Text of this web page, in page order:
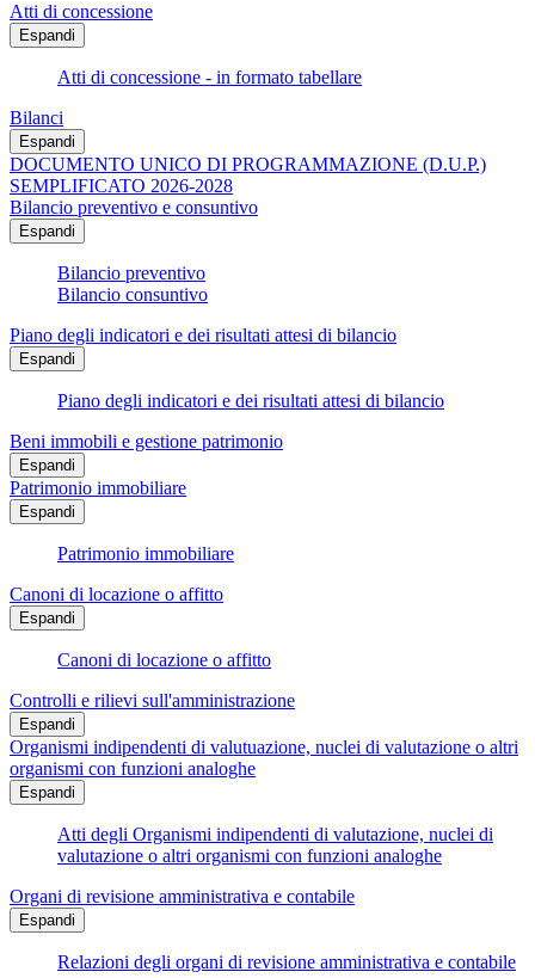
Atti di concessione
Espandi
Atti di concessione - in formato tabellare
Bilanci
Espandi
DOCUMENTO UNICO DI PROGRAMMAZIONE (D.U.P.)
SEMPLIFICATO 2026-2028
Bilancio preventivo e consuntivo
Espandi
Bilancio preventivo
Bilancio consuntivo
Piano degli indicatori e dei risultati attesi di bilancio
Espandi
Piano degli indicatori e dei risultati attesi di bilancio
Beni immobili e gestione patrimonio
Espandi
Patrimonio immobiliare
Espandi
Patrimonio immobiliare
Canoni di locazione o affitto
Espandi
Canoni di locazione o affitto
Controlli e rilievi sull'amministrazione
Espandi
Organismi indipendenti di valutuazione, nuclei di valutazione o altri
organismi con funzioni analoghe
Espandi
Atti degli Organismi indipendenti di valutazione, nuclei di
valutazione o altri organismi con funzioni analoghe
Organi di revisione amministrativa e contabile
Espandi
Relazioni degli organi di revisione amministrativa e contabile